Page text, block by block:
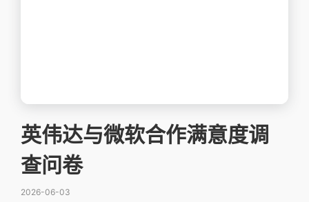
英伟达与微软合作满意度调
查问卷
2026-06-03